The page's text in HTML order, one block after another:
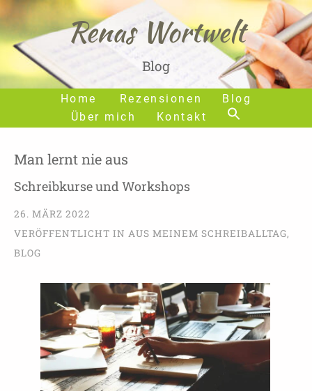
Home Rezensionen
Blog
Über mich
Kontakt
Renas Wortwelt
Blog
Man lernt nie aus
Schreibkurse und Workshops
26. MÄRZ 2022
VERÖFFENTLICHT IN AUS MEINEM SCHREIBALLTAG,
BLOG